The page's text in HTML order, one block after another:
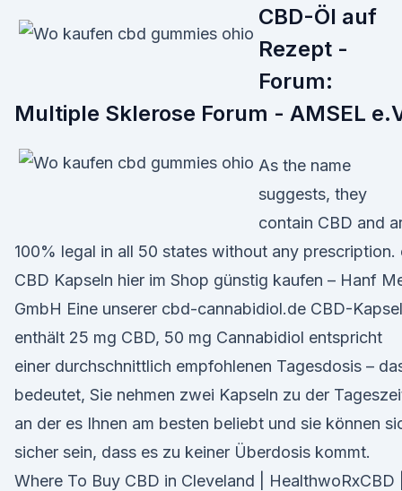
CBD-Öl auf
Rezept -
Forum:
Multiple Sklerose Forum - AMSEL
As the name
suggests, they
contain CBD and
100% legal in all 50 states without any prescription.
CBD Kapseln hier im Shop günstig kaufen – Hanf
GmbH Eine unserer cbd-cannabidiol.de CBD-
enthält 25 mg CBD, 50 mg Cannabidiol entspricht
einer durchschnittlich empfohlenen Tagesdosis –
bedeutet, Sie nehmen zwei Kapseln zu der
an der es Ihnen am besten beliebt und sie können
sicher sein, dass es zu keiner Überdosis kommt.
Where To Buy CBD in Cleveland | HealthwoRxCBD |